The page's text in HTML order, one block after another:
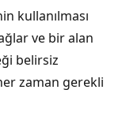
kullanılması
ve bir alan
belirsiz
zaman gerekli